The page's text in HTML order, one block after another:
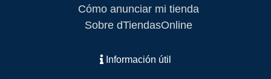
Cómo anunciar mi tienda
Sobre dTiendasOnline
Información útil